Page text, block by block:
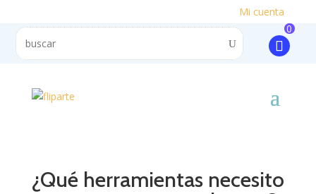
Mi cuenta
0
¿Qué herramientas necesito